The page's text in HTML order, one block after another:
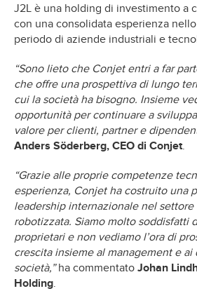
J2L è una holding di investimento a
con una consolidata esperienza
periodo di aziende industriali e
“Sono lieto che Conjet entri a far
che offre una prospettiva di lungo
cui la società ha bisogno. Insieme
opportunità per continuare a
valore per clienti, partner e
Anders Söderberg, CEO di Conjet.
“Grazie alle proprie competenze
esperienza, Conjet ha costruito una
leadership internazionale nel
robotizzata. Siamo molto soddisfatti
proprietari e non vediamo l’ora di
crescita insieme al management e
società,”ha commentato Johan
Holding.